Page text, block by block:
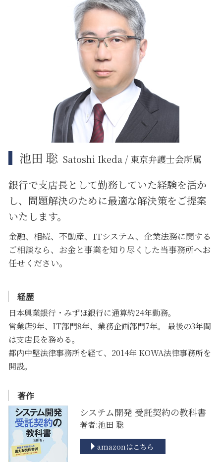
リーガルチェック システム
誹謗中傷 慰謝料
システム開発 バグ
事業承継 m&a
問題社員 解雇
企業法務 総務
企業法務 戦略
紛争解決 弁護士
下請法 改正 いつから
品川区 ITシステム 法律問題
大田区 借地借家トラブル
大田区 企業法務
江東区 相続放棄
江東区 借地借家トラブル
江東区 遺産分割
中央区 相続 相談
池田 聡 Satoshi Ikeda / 東京弁護士会所属
銀行で支店長として勤務していた経験を活か
し、問題解決のために最適な解決策をご提案
いたします。
金融、相続、不動産、ITシステム、企業法務に関する
ご相談なら、お金と事業を知り尽くした当事務所へお
任せください。
経歴
日本興業銀行・みずほ銀行に通算約24年勤務。
営業店9年、IT部門8年、業務企画部門7年。 最後の3年間
は支店長を務める。
都内中堅法律事務所を経て、2014年 KOWA法律事務所を
開設。
著作
システム開発 受託契約の教科書
著者:池田 聡
amazonはこちら